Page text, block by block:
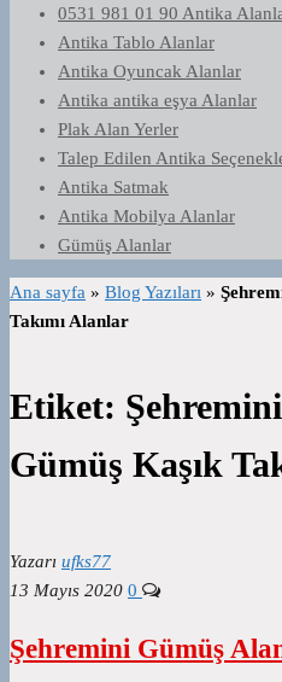
0531 981 01 90 Antika
Antika Tablo Alanlar
Antika Oyuncak Alanlar
Antika antika eşya Alanlar
Plak Alan Yerler
Talep Edilen Antika
Antika Satmak
Antika Mobilya Alanlar
Gümüş Alanlar
Ana sayfa » Blog Yazıları »
Takımı Alanlar
Etiket:
Gümüş Kaşık
Yazarı ufks77
13 Mayıs 2020 0
Şehremini Gümüş